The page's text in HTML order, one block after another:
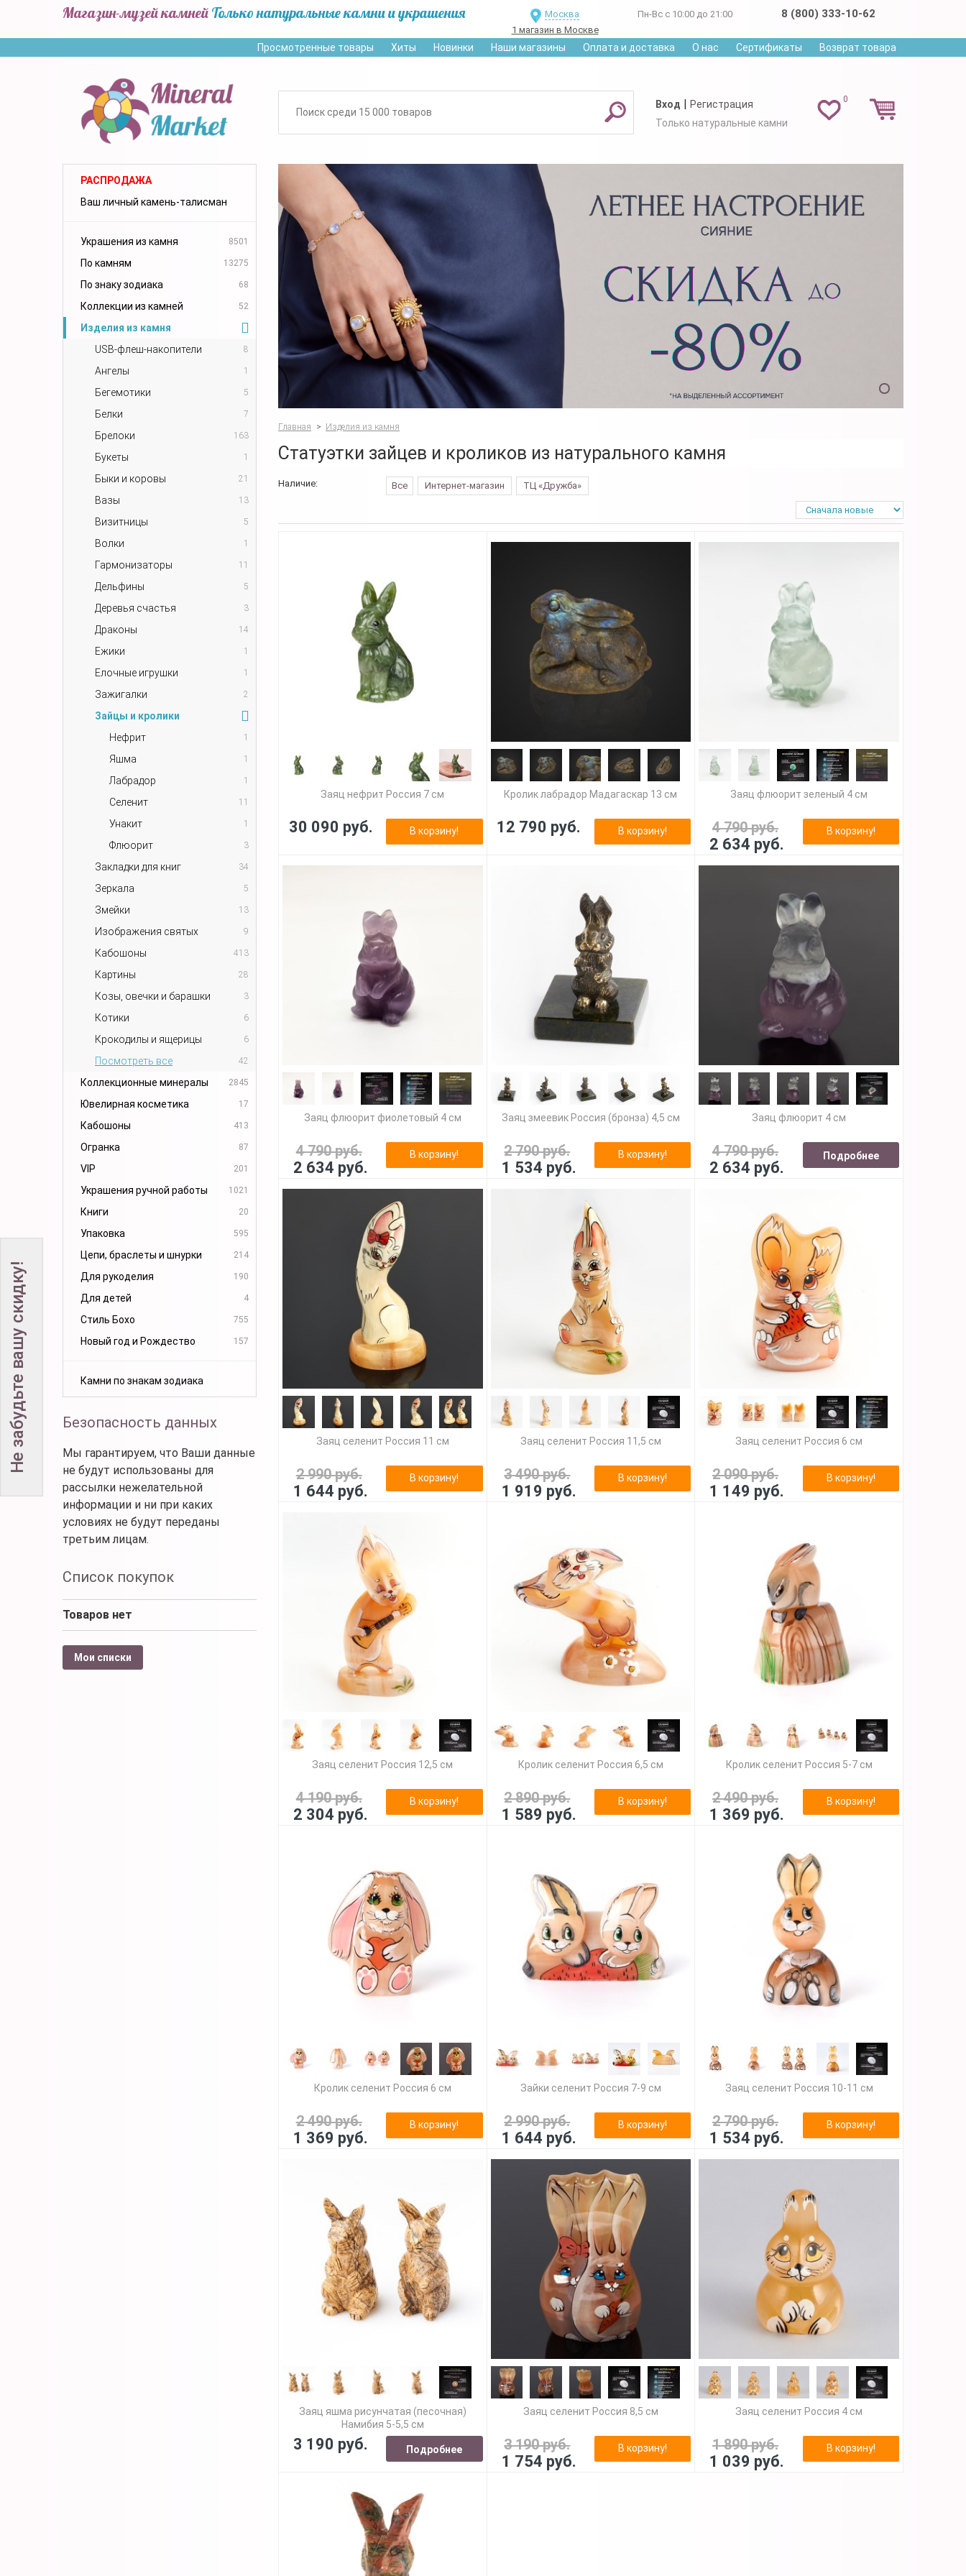
Магазин-музей камней Только натуральные камни и украшения
Москва
1 магазин в Москве
Пн-Вс с 10:00 до 21:00 8 (800) 333-10-62
Просмотренные товары Хиты Новинки Наши магазины Оплата и доставка О нас Сертификаты Возврат товара
0
Вход | Регистрация
Только натуральные камни
РАСПРОДАЖА
Ваш личный камень-талисман
Украшения из камня 8501
По камням 13275
По знаку зодиака 68
Коллекции из камней 52
Изделия из камня
USB-флеш-накопители
8
Ангелы 1
Бегемотики 5
Белки 7
Брелоки 163
Букеты 1
Быки и коровы 21
Вазы 13
Визитницы 5
Волки 1
Гармонизаторы 11
Дельфины 5
Деревья счастья 3
Драконы 14
Ежики 1
Елочные игрушки 1
Зажигалки 2
Зайцы и кролики
Нефрит
1
Яшма 1
Лабрадор 1
Селенит 11
Унакит 1
Флюорит 3
Закладки для книг 34
Зеркала 5
Змейки 13
Изображения святых 9
Кабошоны 413
Картины 28
Козы, овечки и барашки 3
Котики 6
Крокодилы и ящерицы 6
Посмотреть все 42
Коллекционные минералы 2845
Ювелирная косметика 17
Кабошоны 413
Огранка 87
VIP 201
Украшения ручной работы 1021
Книги 20
Упаковка 595
Цепи, браслеты и шнурки 214
Для рукоделия 190
Для детей 4
Стиль Бохо 755
Новый год и Рождество 157
Камни по знакам зодиака
Безопасность данных
Мы гарантируем, что Ваши данные
не будут использованы для
рассылки нежелательной
информации и ни при каких
условиях не будут переданы
третьим лицам.
Список покупок
Товаров нет
Мои списки
Главная > Изделия из камня
Статуэтки зайцев и кроликов из натурального камня
Наличие: Все Интернет-магазин ТЦ «Дружба»
Заяц нефрит Россия 7 см
30 090 руб. В корзину!
Кролик лабрадор Мадагаскар 13 см
12 790 руб. В корзину!
Заяц флюорит зеленый 4 см
4 790 руб.
2 634 руб.
В корзину!
Заяц флюорит фиолетовый 4 см
4 790 руб.
2 634 руб.
В корзину!
Заяц змеевик Россия (бронза) 4,5 см
2 790 руб.
1 534 руб.
В корзину!
Заяц флюорит 4 см
4 790 руб.
2 634 руб.
Подробнее
Заяц селенит Россия 11 см
2 990 руб.
1 644 руб.
В корзину!
Заяц селенит Россия 11,5 см
3 490 руб.
1 919 руб.
В корзину!
Заяц селенит Россия 6 см
2 090 руб.
1 149 руб.
В корзину!
Заяц селенит Россия 12,5 см
4 190 руб.
2 304 руб.
В корзину!
Кролик селенит Россия 6,5 см
2 890 руб.
1 589 руб.
В корзину!
Кролик селенит Россия 5-7 см
2 490 руб.
1 369 руб.
В корзину!
Кролик селенит Россия 6 см
2 490 руб.
1 369 руб.
В корзину!
Зайки селенит Россия 7-9 см
2 990 руб.
1 644 руб.
В корзину!
Заяц селенит Россия 10-11 см
2 790 руб.
1 534 руб.
В корзину!
Заяц яшма рисунчатая (песочная)
Намибия 5-5,5 см
3 190 руб. Подробнее
Заяц селенит Россия 8,5 см
3 190 руб.
1 754 руб.
В корзину!
Заяц селенит Россия 4 см
1 890 руб.
1 039 руб.
В корзину!
Не забудьте вашу скидку!